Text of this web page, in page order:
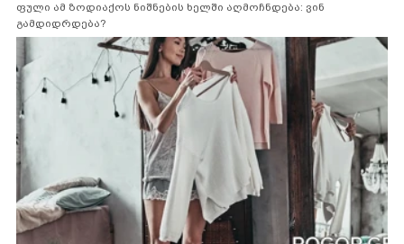
ფული ამ ზოდიაქოს ნიშნების ხელში აღმოჩნდება: ვინ
გამდიდრდება?